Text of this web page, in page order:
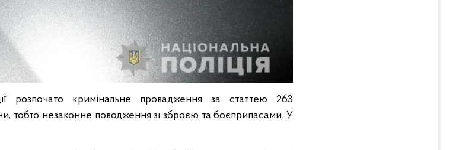
розпочато кримінальне провадження за статтею 263
тобто незаконне поводження зі зброєю та боєприпасами. У